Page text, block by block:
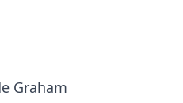
Graham